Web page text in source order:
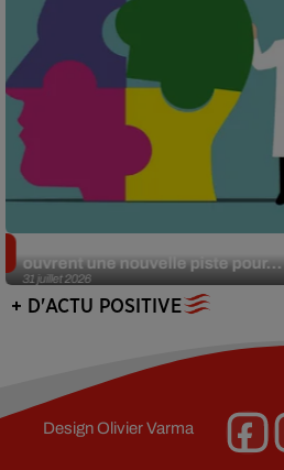
31 juillet 2026
ouvrent une nouvelle piste pour...
+ D'ACTU POSITIVE
DesignOlivier Varma